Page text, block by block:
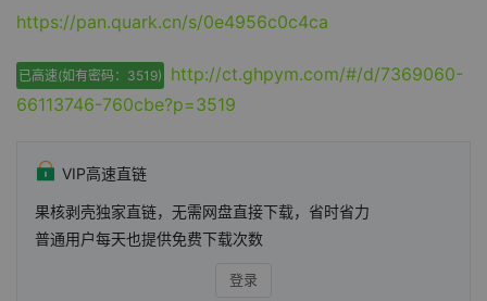
https://pan.quark.cn/s/0e4956c0c4ca
已高速(如有密码：3519)
http://ct.ghpym.com/#/d/7369060-
66113746-760cbe?p=3519
VIP高速直链
果核剥壳独家直链，无需网盘直接下载，省时省力
普通用户每天也提供免费下载次数
登录